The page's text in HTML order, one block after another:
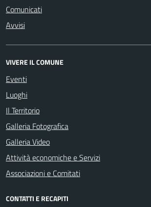
Comunicati
Avvisi
VIVERE IL COMUNE
Eventi
Luoghi
Il Territorio
Galleria Fotografica
Galleria Video
Attività economiche e Servizi
Associazioni e Comitati
CONTATTI E RECAPITI